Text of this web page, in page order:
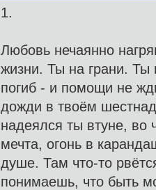
1.
Любовь нечаянно
жизни. Ты на грани. Ты
погиб - и помощи не
дожди в твоём
надеялся ты втуне, во
мечта, огонь в
душе. Там что-то
понимаешь, что быть